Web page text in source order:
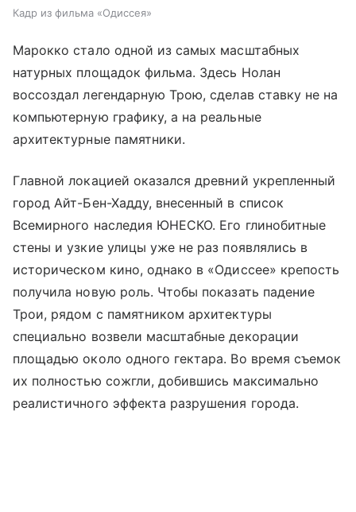
Кадр из фильма «Одиссея»
Марокко стало одной из самых масштабных
натурных площадок фильма. Здесь Нолан
воссоздал легендарную Трою, сделав ставку не на
компьютерную графику, а на реальные
архитектурные памятники.
Главной локацией оказался древний укрепленный
город Айт-Бен-Хадду, внесенный в список
Всемирного наследия ЮНЕСКО. Его глинобитные
стены и узкие улицы уже не раз появлялись в
историческом кино, однако в «Одиссее» крепость
получила новую роль. Чтобы показать падение
Трои, рядом с памятником архитектуры
специально возвели масштабные декорации
площадью около одного гектара. Во время съемок
их полностью сожгли, добившись максимально
реалистичного эффекта разрушения города.